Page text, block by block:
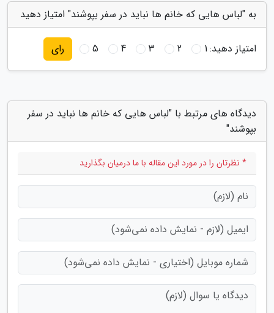
به "لباس هایی که خانم ها نباید در سفر بپوشند" امتیاز دهید
امتیاز دهید:1
2
3
4
5 رای
دیدگاه های مرتبط با "لباس هایی که خانم ها نباید در سفر
بپوشند"
* نظرتان را در مورد این مقاله با ما درمیان بگذارید